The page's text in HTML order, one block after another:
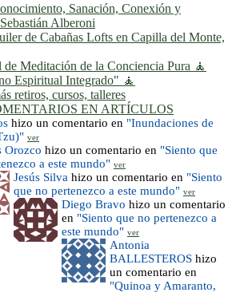
Sanación, Conexión y
Alberoni
de Cabañas Lofts en Capilla del Monte,
Meditación de la Conciencia Pura 🧘
Espiritual Integrado" 🧘
retiros, cursos, talleres
EN ARTÍCULOS
hizo un comentario en "Inundaciones de
ver
Orozco hizo un comentario en "Siento que
a este mundo" ver
Jesús Silva hizo un comentario en "Siento
que no pertenezco a este mundo" ver
Diego Bravo hizo un comentario
en "Siento que no pertenezco a
este mundo" ver
Antonia
BALLESTEROS hizo
un comentario en
"Quinoa y Amaranto,